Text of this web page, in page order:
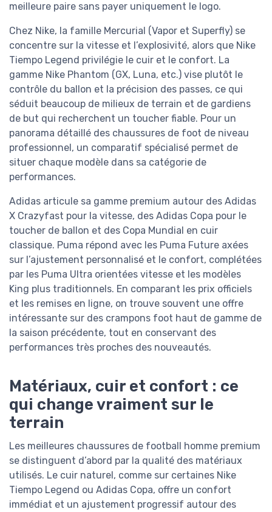
meilleure paire sans payer uniquement le logo.
Chez Nike, la famille Mercurial (Vapor et Superfly) se
concentre sur la vitesse et l’explosivité, alors que Nike
Tiempo Legend privilégie le cuir et le confort. La
gamme Nike Phantom (GX, Luna, etc.) vise plutôt le
contrôle du ballon et la précision des passes, ce qui
séduit beaucoup de milieux de terrain et de gardiens
de but qui recherchent un toucher fiable. Pour un
panorama détaillé des chaussures de foot de niveau
professionnel, un comparatif spécialisé permet de
situer chaque modèle dans sa catégorie de
performances.
Adidas articule sa gamme premium autour des Adidas
X Crazyfast pour la vitesse, des Adidas Copa pour le
toucher de ballon et des Copa Mundial en cuir
classique. Puma répond avec les Puma Future axées
sur l’ajustement personnalisé et le confort, complétées
par les Puma Ultra orientées vitesse et les modèles
King plus traditionnels. En comparant les prix officiels
et les remises en ligne, on trouve souvent une offre
intéressante sur des crampons foot haut de gamme de
la saison précédente, tout en conservant des
performances très proches des nouveautés.
Matériaux, cuir et confort : ce
qui change vraiment sur le
terrain
Les meilleures chaussures de football homme premium
se distinguent d’abord par la qualité des matériaux
utilisés. Le cuir naturel, comme sur certaines Nike
Tiempo Legend ou Adidas Copa, offre un confort
immédiat et un ajustement progressif autour des